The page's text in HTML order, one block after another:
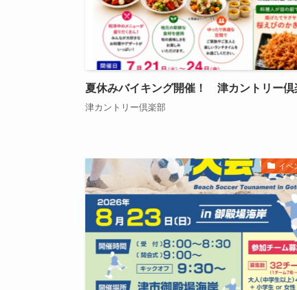
夏休みバイキング開催！ 津カントリー倶
津カントリー倶楽部
イベ